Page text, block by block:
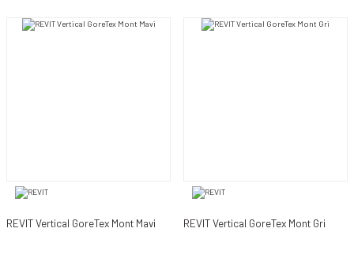
REVIT Vertical GoreTex Mont Mavi REVIT Vertical GoreTex Mont Gri